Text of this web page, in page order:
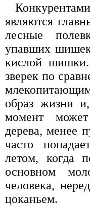
являются
лесные
упавших
кислой
зверек по
образ жизни
момент
дерева, менее
часто
летом, когда
основном
человека,
цоканьем.